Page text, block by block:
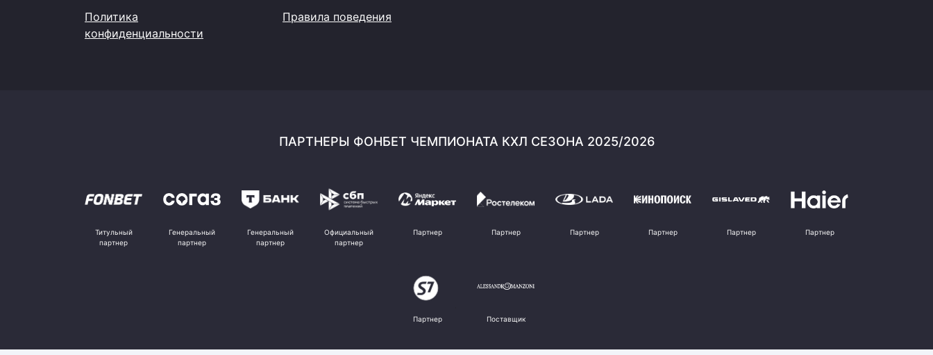
Политика
конфиденциальности
Правила поведения
ПАРТНЕРЫ ФОНБЕТ ЧЕМПИОНАТА КХЛ СЕЗОНА 2025/2026
Титульный
партнер
Генеральный
партнер
Генеральный
партнер
Официальный
партнер
Партнер Партнер Партнер Партнер Партнер Партнер
Партнер Поставщик